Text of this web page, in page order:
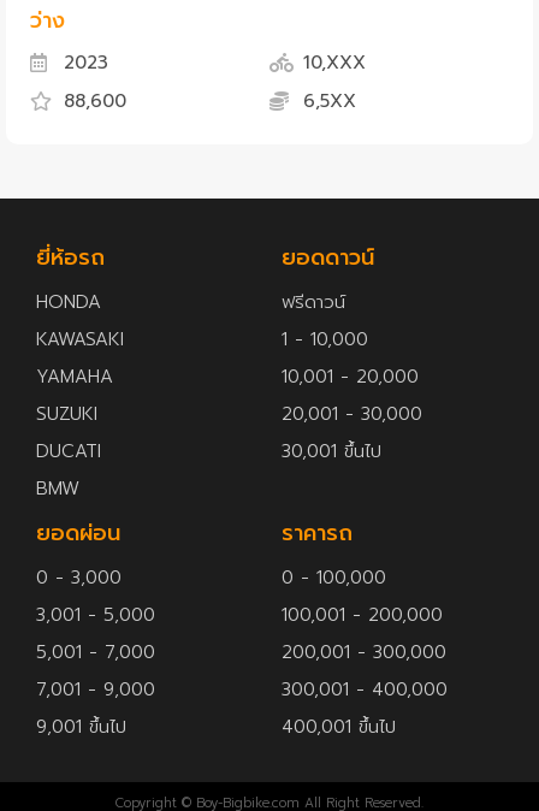
ว่าง
2023
10,XXX
88,600
6,5XX
ยี่ห้อรถ
HONDA
KAWASAKI
YAMAHA
SUZUKI
DUCATI
BMW
ยอดดาวน์
ฟรีดาวน์
1 - 10,000
10,001 - 20,000
20,001 - 30,000
30,001 ขึ้นไป
ยอดผ่อน
0 - 3,000
3,001 - 5,000
5,001 - 7,000
7,001 - 9,000
9,001 ขึ้นไป
ราคารถ
0 - 100,000
100,001 - 200,000
200,001 - 300,000
300,001 - 400,000
400,001 ขึ้นไป
Copyright © Boy-Bigbike.com All Right Reserved.